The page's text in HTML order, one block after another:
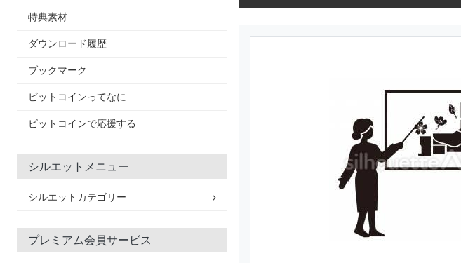
特典素材
ダウンロード履歴
ブックマーク
ビットコインってなに
ビットコインで応援する
シルエットメニュー
シルエットカテゴリー
プレミアム会員サービス